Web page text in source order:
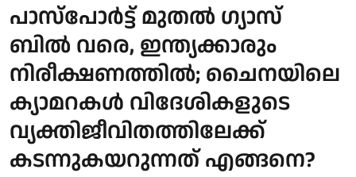
പാസ്പോര്‍ട്ട് മുതല്‍ ഗ്യാസ്
ബില്‍ വരെ, ഇന്ത്യക്കാരും
നിരീക്ഷണത്തില്‍; ചൈനയിലെ
ക്യാമറകള്‍ വിദേശികളുടെ
വ്യക്തിജീവിതത്തിലേക്ക്
കടന്നുകയറുന്നത് എങ്ങനെ?